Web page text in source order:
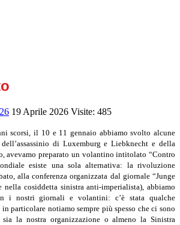
19 Aprile 2026 Visite: 485
scorsi, il 10 e 11 gennaio abbiamo svolto alcune
di Luxemburg e Liebknecht e della
avevamo preparato un volantino intitolato “Contro
esiste una sola alternativa: la rivoluzione
alla conferenza organizzata dal giornale “Junge
cosiddetta sinistra anti-imperialista), abbiamo
i nostri giornali e volantini: c’è stata qualche
in particolare notiamo sempre più spesso che ci sono
sia la nostra organizzazione o almeno la Sinistra